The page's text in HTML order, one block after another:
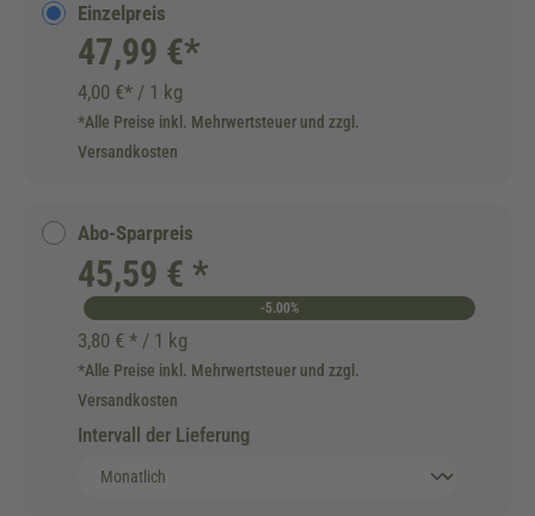
Einzelpreis
47,99 €*
4,00 €* / 1 kg
*Alle Preise inkl. Mehrwertsteuer und zzgl.
Versandkosten
Abo-Sparpreis
45,59 € *
-5.00%
3,80 € * / 1 kg
*Alle Preise inkl. Mehrwertsteuer und zzgl.
Versandkosten
Intervall der Lieferung